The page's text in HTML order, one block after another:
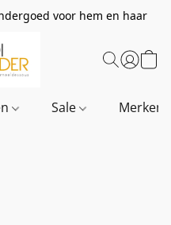
voor hem en haar
Sale Merken